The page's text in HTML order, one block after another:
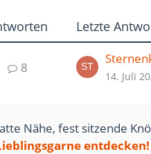
Letzte
8
14. Juli
Nähe, fest sitzende
entdecken!